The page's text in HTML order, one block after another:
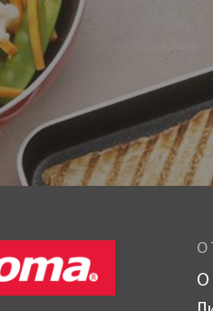
О
О